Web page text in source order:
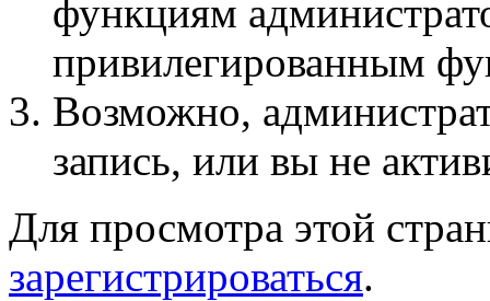
функциям
привилегированным
Возможно,
запись, или вы не
Для просмотра этой
зарегистрироваться.